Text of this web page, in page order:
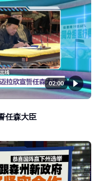
02:00
任森大臣